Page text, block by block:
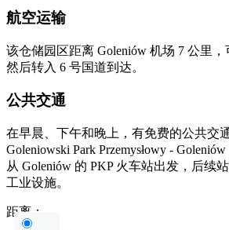
航空运输
该仓储园区距离 Goleniów 机场 7 公里，
然后转入 6 号国道到达。
公共交通
在早晨、下午和晚上，有免费的公共交
Goleniowski Park Przemysłowy -
从 Goleniów 的 PKP 火车站出发，后续
工业设施。
距离：